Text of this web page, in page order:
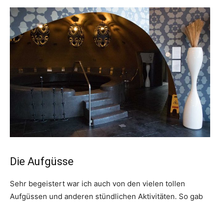
Die Aufgüsse
Sehr begeistert war ich auch von den vielen tollen
Aufgüssen und anderen stündlichen Aktivitäten. So gab